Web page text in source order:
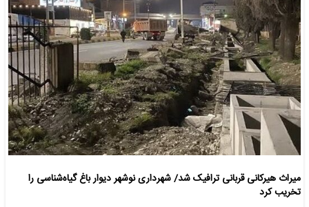
میراث هیرکانی قربانی ترافیک شد/ شهرداری نوشهر دیوار باغ گیاه‌شناسی را
تخریب کرد